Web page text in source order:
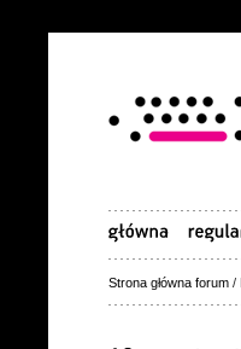
Strona główna forum /